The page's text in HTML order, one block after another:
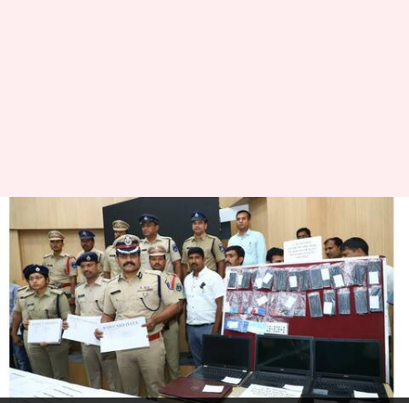
இராணுவ அதிகாரிகள்
இந்தியாவில் உட்பட 16.80
கோடி பேரின் தகவல்கள்
திருட்டு!
எழுதியவர் Siranjeevi Mar 24, 2023 11:21 am
செய்தி முன்னோட்டம்